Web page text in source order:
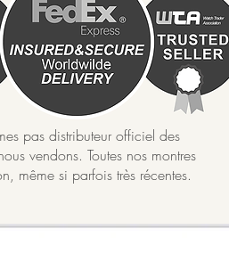
pas distributeur officiel des
vendons. Toutes nos montres
même si parfois très récentes.